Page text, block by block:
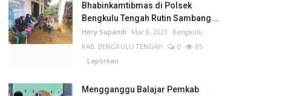
Bhabinkamtibmas di Polsek
Bengkulu Tengah Rutin Sambang...
Hery Supandi Mar 8, 2023
Bengkulu
KAB. BENGKULU TENGAH
0
85
Laporkan
Mengganggu Balajar Pemkab